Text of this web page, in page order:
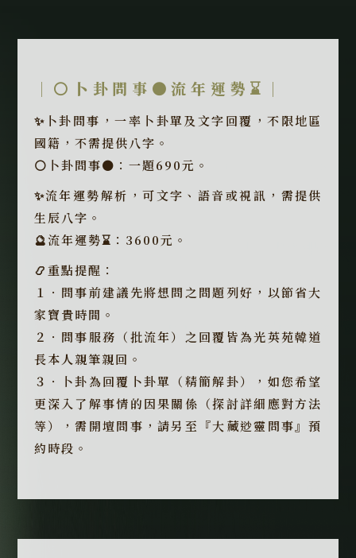
｜⚪卜卦問事⚫流年運勢⌛️｜
✨卜卦問事，一率卜卦單及文字回覆，不限地區
國籍，不需提供八字。
⚪卜卦問事⚫：一題690元。
✨流年運勢解析，可文字、語音或視訊，需提供
生辰八字。
🔮流年運勢⌛️：3600元。
📿重點提醒：
１．問事前建議先將想問之問題列好，以節省大
家寶貴時間。
２．問事服務（批流年）之回覆皆為光英苑韓道
長本人親筆親回。
３．卜卦為回覆卜卦單（精簡解卦），如您希望
更深入了解事情的因果關係（探討詳細應對方法
等），需開壇問事，請另至『大藏逤靈問事』預
約時段。